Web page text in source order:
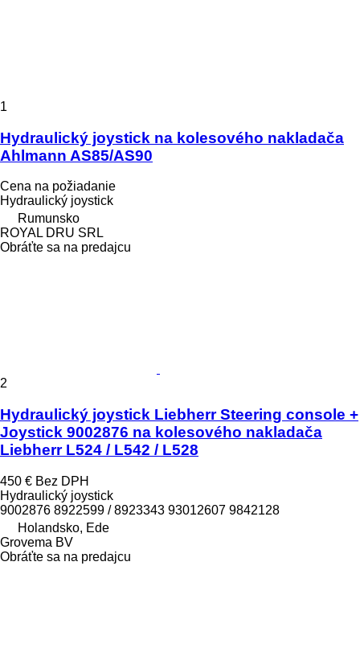
1
Hydraulický joystick na kolesového nakladača
Ahlmann AS85/AS90
Cena na požiadanie
Hydraulický joystick
Rumunsko
ROYAL DRU SRL
Obráťte sa na predajcu
2
Hydraulický joystick Liebherr Steering console +
Joystick 9002876 na kolesového nakladača
Liebherr L524 / L542 / L528
450 € Bez DPH
Hydraulický joystick
9002876 8922599 / 8923343 93012607 9842128
Holandsko, Ede
Grovema BV
Obráťte sa na predajcu